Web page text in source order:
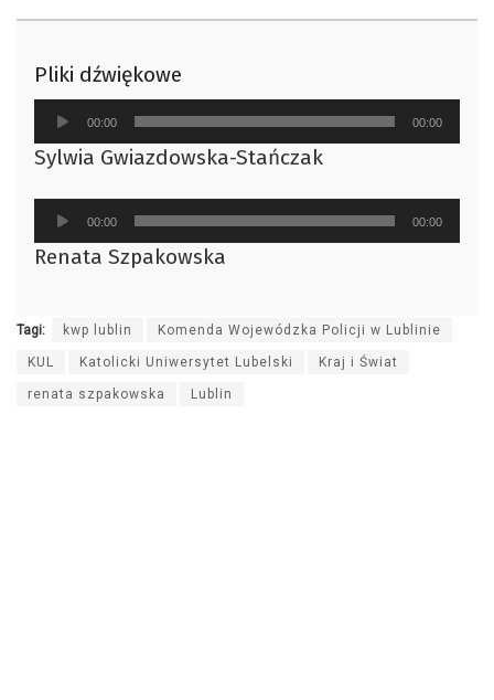
Pliki dźwiękowe
Odtwarzacz
plików
dźwiękowych
00:00 00:00
Sylwia Gwiazdowska-Stańczak
Odtwarzacz
plików
dźwiękowych
00:00 00:00
Renata Szpakowska
Tagi: kwp lublin Komenda Wojewódzka Policji w Lublinie
KUL Katolicki Uniwersytet Lubelski Kraj i Świat
renata szpakowska Lublin